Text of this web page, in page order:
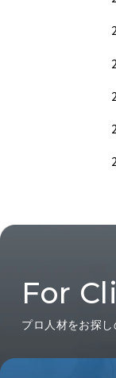
For
プロ人材をお探し